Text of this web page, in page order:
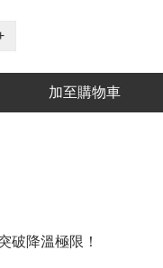
加至購物車
破降溫極限！